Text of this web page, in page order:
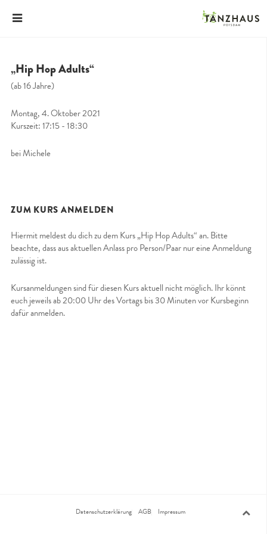
„Hip Hop Adults“
(ab 16 Jahre)
Montag, 4. Oktober 2021
Kurszeit: 17:15 - 18:30
bei Michele
ZUM KURS ANMELDEN
Hiermit meldest du dich zu dem Kurs „Hip Hop Adults“ an. Bitte
beachte, dass aus aktuellen Anlass pro Person/Paar nur eine Anmeldung
zulässig ist.
Kursanmeldungen sind für diesen Kurs aktuell nicht möglich. Ihr könnt
euch jeweils ab 20:00 Uhr des Vortags bis 30 Minuten vor Kursbeginn
dafür anmelden.
Datenschutzerklärung AGB Impressum